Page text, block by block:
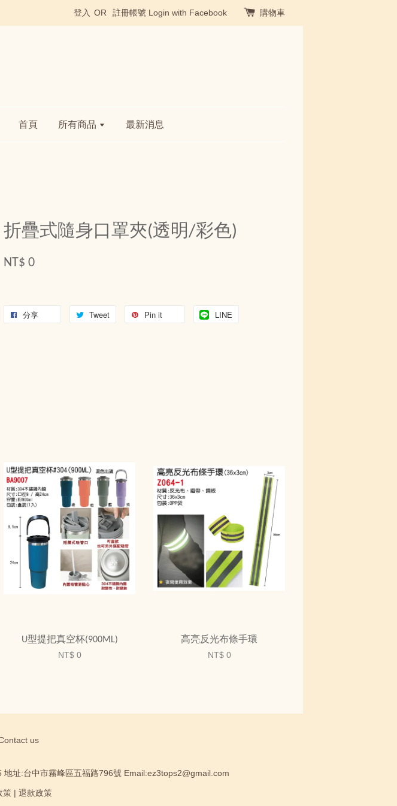
登入 OR 註冊帳號 Login with Facebook 購物車
首頁 所有商品 最新消息
折疊式隨身口罩夾(透明/彩色)
NT$ 0
分享 Tweet Pin it LINE
U型提把真空杯(900ML)
NT$ 0
高亮反光布條手環
NT$ 0
us
址:台中市霧峰區五福路796號 Email:ez3tops2@gmail.com
策 退款政策